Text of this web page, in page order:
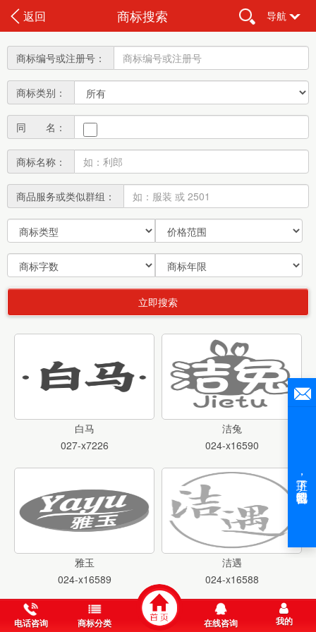
返回 商标搜索 导航
商标编号或注册号：
商标类别：
同 名：
商标名称：
商品服务或类似群组：
白马
027-x7226
洁兔
024-x16590
雅玉
024-x16589
洁遇
024-x16588
电话咨询 商标分类 在线咨询 我的